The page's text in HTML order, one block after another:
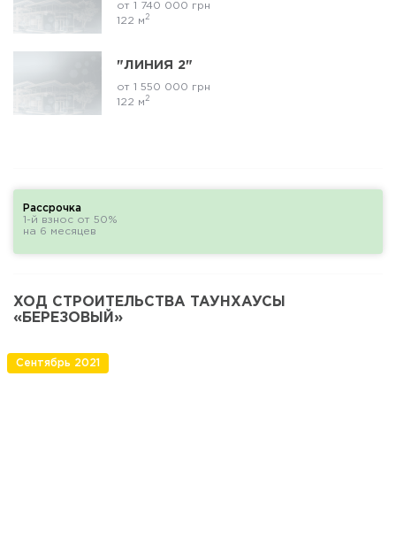
от 1 740 000 грн
122 м 2
"ЛИНИЯ 2"
от 1 550 000 грн
122 м 2
Рассрочка
1-й взнос от 50%
на 6 месяцев
ХОД СТРОИТЕЛЬСТВА ТАУНХАУСЫ
«БЕРЕЗОВЫЙ»
Сентябрь 2021